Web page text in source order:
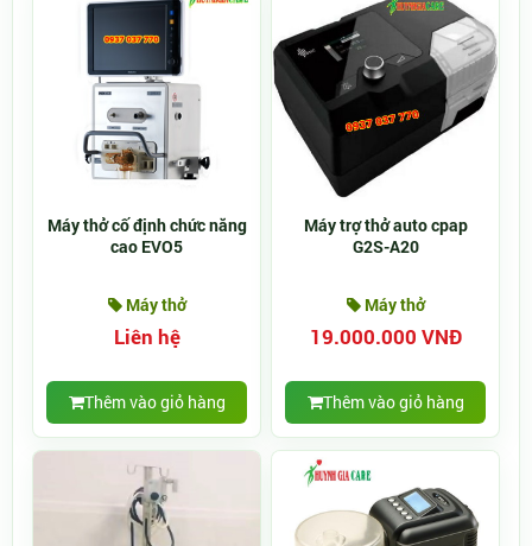
Máy thở cố định chức năng
cao EVO5
Máy thở
Liên hệ
Thêm vào giỏ hàng
Máy trợ thở auto cpap
G2S-A20
Máy thở
19.000.000 VNĐ
Thêm vào giỏ hàng